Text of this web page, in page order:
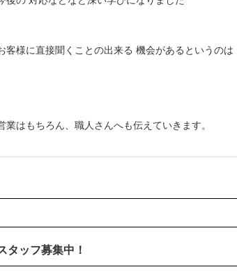
客様に直接聞くことの出来る 機会があるというの
業はもちろん、職人さんへも伝えていきます。
タッフ募集中！